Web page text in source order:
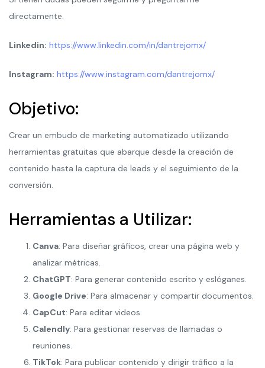
directamente.
Linkedin: https://www.linkedin.com/in/dantrejomx/
Instagram: https://www.instagram.com/dantrejomx/
Objetivo:
Crear un embudo de marketing automatizado utilizando
herramientas gratuitas que abarque desde la creación de
contenido hasta la captura de leads y el seguimiento de la
conversión.
Herramientas a Utilizar:
Canva: Para diseñar gráficos, crear una página web y
analizar métricas.
ChatGPT: Para generar contenido escrito y eslóganes.
Google Drive: Para almacenar y compartir documentos.
CapCut: Para editar videos.
Calendly: Para gestionar reservas de llamadas o
reuniones.
TikTok: Para publicar contenido y dirigir tráfico a la